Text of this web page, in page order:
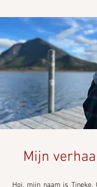
Mijn
Hoi, mijn naam is Tineke.